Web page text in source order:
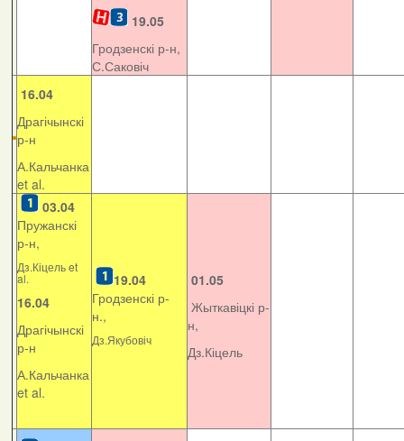
19.05
Гродзенскі р-н,
С.Саковіч
16.04
Драгічынскі
р-н
А.Кальчанка
et al.
03.04
Пружанскі
р-н,
Дз.Кіцель et
al.
16.04
Драгічынскі
р-н
А.Кальчанка
et al.
19.04
Гродзенскі р-
н.,
Дз.Якубовіч
01.05
Жыткавіцкі р-
н,
Дз.Кіцель